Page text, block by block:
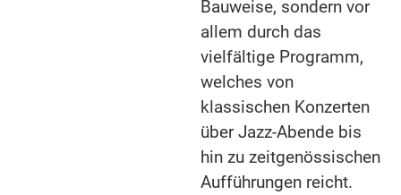
Bauweise, sondern vor
allem durch das
vielfältige Programm,
welches von
klassischen Konzerten
über Jazz-Abende bis
hin zu zeitgenössischen
Aufführungen reicht.